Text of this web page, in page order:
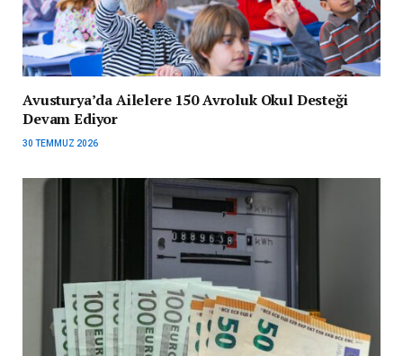
Avusturya’da Ailelere 150 Avroluk Okul Desteği
Devam Ediyor
30 TEMMUZ 2026